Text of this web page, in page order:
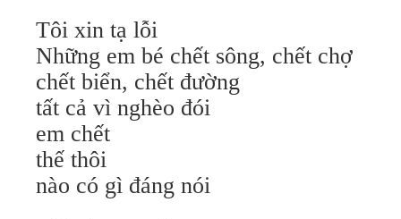
Tôi xin tạ lỗi
Những em bé chết sông, chết chợ
chết biển, chết đường
tất cả vì nghèo đói
em chết
thế thôi
nào có gì đáng nói